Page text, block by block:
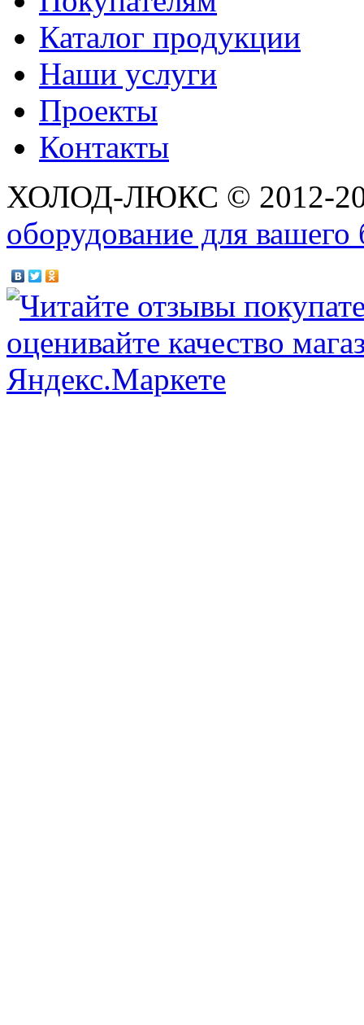
Каталог продукции
Наши услуги
Проекты
Контакты
ХОЛОД-ЛЮКС © 2012-
оборудование для вашего